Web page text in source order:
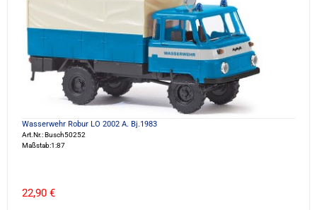
Wasserwehr Robur LO 2002 A. Bj.1983
Art.Nr.: Busch50252
Maßstab:1:87
22,90 €